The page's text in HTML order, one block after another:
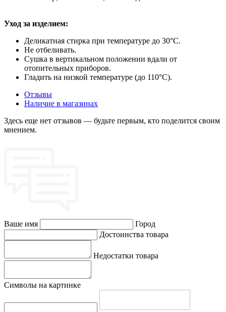
Уход за изделием:
Деликатная стирка при температуре до 30°C.
Не отбеливать.
Сушка в вертикальном положении вдали от
отопительных приборов.
Гладить на низкой температуре (до 110°C).
Отзывы
Наличие в магазинах
Здесь еще нет отзывов — будьте первым, кто поделится своим
мнением.
Ваше имя
Город
Достоинства товара
Недостатки товара
Символы на картинке